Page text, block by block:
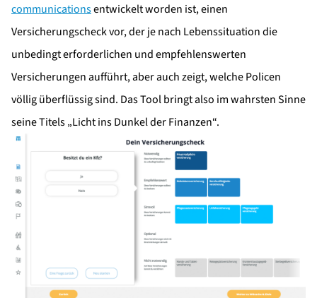
communicationsentwickelt worden ist, einen
Versicherungscheck vor, der je nach Lebenssituation die
unbedingt erforderlichen und empfehlenswerten
Versicherungen aufführt, aber auch zeigt, welche Policen
völlig überflüssig sind. Das Tool bringt also im wahrsten Sinne
seine Titels „Licht ins Dunkel der Finanzen“.